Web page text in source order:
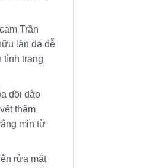
Trần
làn da dễ
tình trạng
dồi dào
thâm
mịn từ
rửa mặt